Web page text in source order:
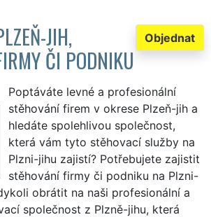
Objednat
JIH,
ČI PODNIKU
Poptáváte levné a profesionální
stěhování firem v okrese Plzeň-jih a
hledáte spolehlivou společnost,
která vám tyto stěhovací služby na
Plzni-jihu zajistí? Potřebujete zajistit
stěhování firmy či podniku na Plzni-
obrátit na naši profesionální a
společnost z Plzně-jihu, která